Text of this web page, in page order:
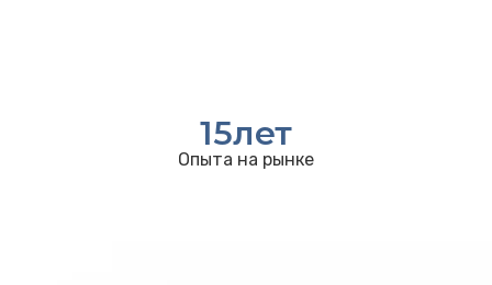
15лет
Опыта на рынке